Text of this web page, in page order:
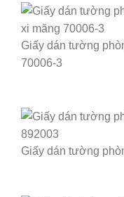
Giấy dán tường
70006-3
Giấy dán tường